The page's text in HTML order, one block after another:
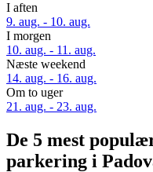
I aften
9. aug. - 10. aug.
I morgen
10. aug. - 11. aug.
Næste weekend
14. aug. - 16. aug.
Om to uger
21. aug. - 23. aug.
De 5 mest
parkering i